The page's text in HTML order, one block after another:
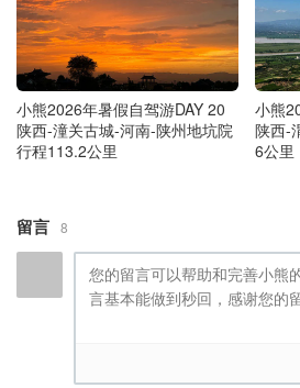
小熊2026年暑假自驾游DAY 20
陕西-潼关古城-河南-陕州地坑院
行程113.2公里
小熊
陕西-
6公里
留言 8